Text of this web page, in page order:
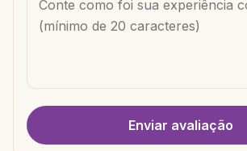
Enviar avaliação